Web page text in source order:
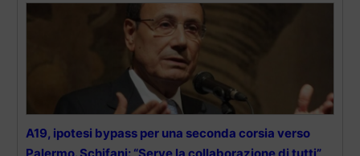
A19, ipotesi bypass per una seconda corsia verso